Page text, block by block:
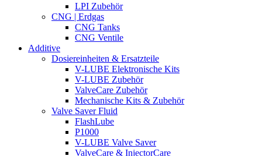
LPI Zubehör
CNG | Erdgas
CNG Tanks
CNG Ventile
Additive
Dosiereinheiten & Ersatzteile
V-LUBE Elektronische Kits
V-LUBE Zubehör
ValveCare Zubehör
Mechanische Kits & Zubehör
Valve Saver Fluid
FlashLube
P1000
V-LUBE Valve Saver
ValveCare & InjectorCare